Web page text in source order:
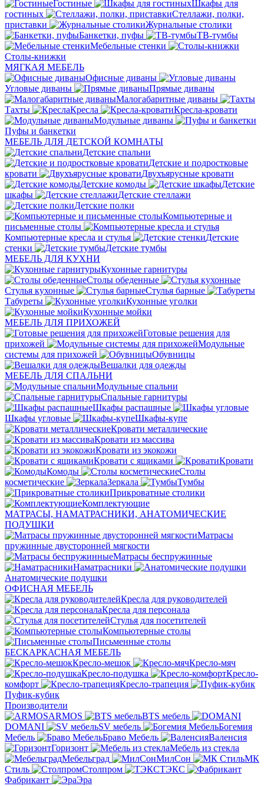
Гостиные
Шкафы для
гостиных
Стеллажи, полки,
приставки
Журнальные столики
Банкетки, пуфы
ТВ-тумбы
Мебельные стенки
Столы-книжки
МЯГКАЯ МЕБЕЛЬ
Офисные диваны
Угловые диваны
Прямые диваны
Малогабаритные диваны
Тахты
Кресла
Кресла-кровати
Модульные диваны
Пуфы и банкетки
МЕБЕЛЬ ДЛЯ ДЕТСКОЙ КОМНАТЫ
Детские спальни
Детские и подростковые
кровати
Двухъярусные кровати
Детские комоды
Детские
шкафы
Детские стеллажи
Детские полки
Компьютерные и
письменные столы
Компьютерные кресла и стулья
Детские
стенки
Детские тумбы
МЕБЕЛЬ ДЛЯ КУХНИ
Кухонные гарнитуры
Столы обеденные
Стулья кухонные
Стулья барные
Табуреты
Кухонные уголки
Кухонные мойки
МЕБЕЛЬ ДЛЯ ПРИХОЖЕЙ
Готовые решения для
прихожей
Модульные
системы для прихожей
Обувницы
Вешалки для одежды
МЕБЕЛЬ ДЛЯ СПАЛЬНИ
Модульные спальни
Спальные гарнитуры
Шкафы распашные
Шкафы угловые
Шкафы-купе
Кровати металлические
Кровати из массива
Кровати из экокожи
Кровати с ящиками
Кровати
Комоды
Столы
косметические
Зеркала
Тумбы
Прикроватные столики
Комплектующие
МАТРАСЫ, НАМАТРАСНИКИ, АНАТОМИЧЕСКИЕ
ПОДУШКИ
Матрасы
пружинные двусторонней мягкости
Матрасы беспружинные
Наматрасники
Анатомические подушки
ОФИСНАЯ МЕБЕЛЬ
Кресла для руководителей
Кресла для персонала
Стулья для посетителей
Компьютерные столы
Письменные столы
БЕСКАРКАСНАЯ МЕБЕЛЬ
Кресло-мешок
Кресло-мяч
Кресло-подушка
Кресло-
комфорт
Кресло-трапеция
Пуфик-кубик
Производители
ARMOS
BTS мебель
DOMANI
SV мебель
Богемия
Мебель
Браво Мебель
Валенсия
Горизонт
Мебель из стекла
Мебельград
МилСон
МК
Стиль
Столпром
ТЭКС
Фабрикант
Эра